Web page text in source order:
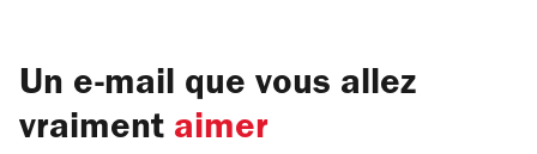
Un e-mail que vous allez
vraiment aimer